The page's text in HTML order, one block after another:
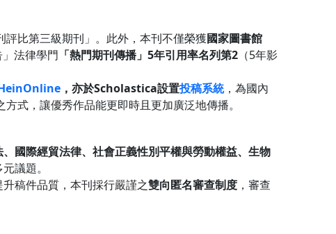
比第三級期刊」。此外，本刊不僅榮獲國家圖書館
法律學門 「熱門期刊傳播」5年引用率名列第2 （5年影
，亦於Scholastica設置投稿系統，為國內
式，讓優秀作品能更即時且更加廣泛地傳播。
國際經貿法律、社會正義性別平權與勞動權益、生物
議題。
稿件品質，本刊採行嚴謹之雙向匿名審查制度 ，審查